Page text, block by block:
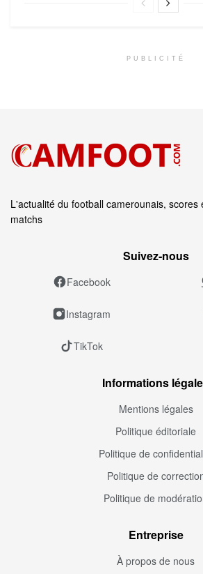
PUBLICITÉ
L'actualité du football camerounais, scores
matchs
Suivez‑nous
Facebook
Instagram
TikTok
Informations
Mentions légales
Politique éditoriale
Politique de
Politique de
Politique de
Entreprise
À propos de nous